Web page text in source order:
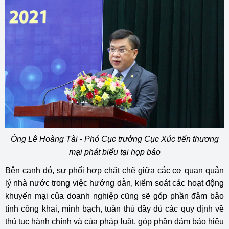
Ông Lê Hoàng Tài - Phó Cục trưởng Cục Xúc tiến thương
mại phát biểu tại họp báo
Bên cạnh đó, sự phối hợp chặt chẽ giữa các cơ quan quản
lý nhà nước trong việc hướng dẫn, kiểm soát các hoạt động
khuyến mại của doanh nghiệp cũng sẽ góp phần đảm bảo
tính công khai, minh bạch, tuân thủ đầy đủ các quy định về
thủ tục hành chính và của pháp luật, góp phần đảm bảo hiệu